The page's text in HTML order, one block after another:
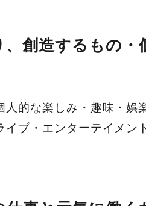
創造するもの・
的な楽しみ・趣味・娯
ブ・エンターテイメン